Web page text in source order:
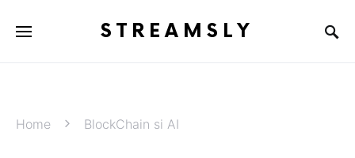
STREAMSLY
Home BlockChain si AI